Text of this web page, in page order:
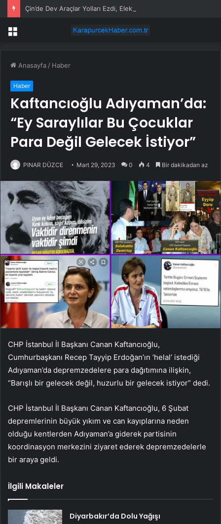
Menü
Anasayfa / Haber
Haber
Kaftancıoğlu Adıyaman’da:
“Ey Saraylılar Bu Çocuklar
Para Değil Gelecek İstiyor”
PINAR DÜZCE Mart 29, 2023 0 4 Bir dakikadan az
CHP İstanbul İl Başkanı Canan Kaftancıoğlu,
Cumhurbaşkanı Recep Tayyip Erdoğan’ın ‘helal’ istediği
Adıyaman’da depremzedelere para dağıtımına ilişkin,
“Barışlı bir gelecek değil, huzurlu bir gelecek istiyor” dedi.
CHP İstanbul İl Başkanı Canan Kaftancıoğlu, 6 Şubat
depremlerinin büyük yıkım ve can kayıplarına neden
olduğu kentlerden Adıyaman’a giderek partisinin
koordinasyon merkezini ziyaret ederek depremzedelerle
bir araya geldi.
İlgili Makaleler
Diyarbakır’da Dolu Yağışı